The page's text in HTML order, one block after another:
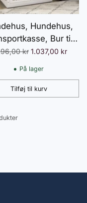
Hundehus,
Bur til
dyr til indendørs
81 x 58,5 x 66 cm,
Ideel til kæledyr
kr 1.037,00 kr
På lager
Tilføj til kurv